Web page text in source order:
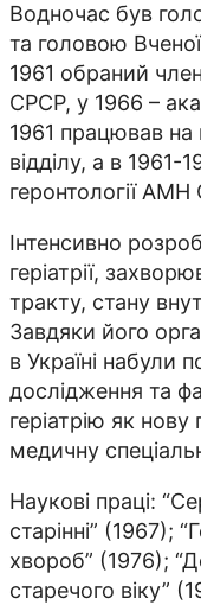
Водночас був
та головою
1961 обраний
СРСР, у 1966 –
1961 працював на
вiддiлу, а в 1961-
геронтології
Інтенсивно
геріатрії,
тракту, стану
Завдяки його
в Українi набули
дослiдження та
герiатрiю як нову
медичну
Наукові праці:
старiннi” (1967);
хвороб” (1976);
старечого вiку”